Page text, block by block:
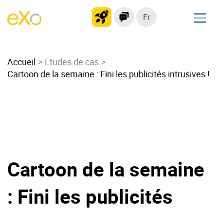
Fr
Intranet moderne
Plateforme collaborative
Migrer vers eXo Platform
Accueil
Etudes de cas
Cartoon de la semaine : Fini les publicités intrusives !
Cartoon de la semaine
: Fini les publicités